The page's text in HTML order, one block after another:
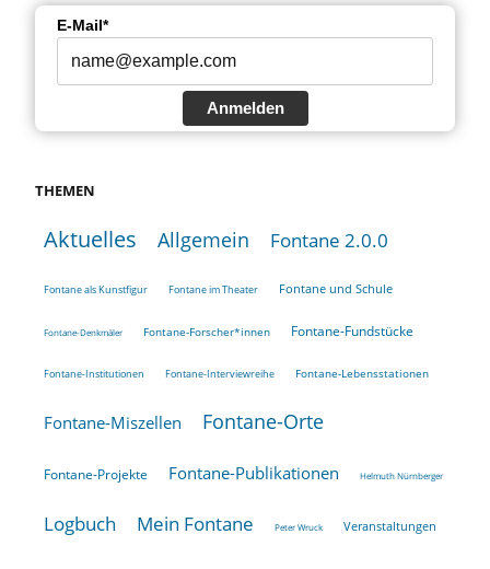
E-Mail*
Anmelden
THEMEN
Aktuelles Allgemein Fontane 2.0.0
Fontane als Kunstfigur Fontane im Theater Fontane und Schule
Fontane-Denkmäler Fontane-Forscher*innen Fontane-Fundstücke
Fontane-Institutionen Fontane-Interviewreihe Fontane-Lebensstationen
Fontane-Miszellen Fontane-Orte
Fontane-Projekte Fontane-Publikationen Helmuth Nürnberger
Logbuch Mein Fontane Peter Wruck Veranstaltungen